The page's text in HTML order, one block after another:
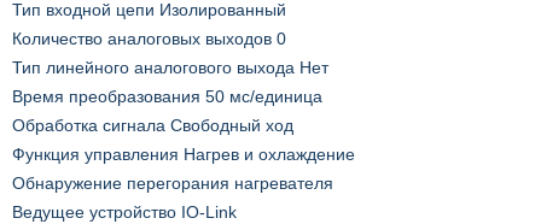
Тип входной цепи Изолированный
Количество аналоговых выходов 0
Тип линейного аналогового выхода Нет
Время преобразования 50 мс/единица
Обработка сигнала Свободный ход
Функция управления Нагрев и охлаждение
Обнаружение перегорания нагревателя
Ведущее устройство IO-Link